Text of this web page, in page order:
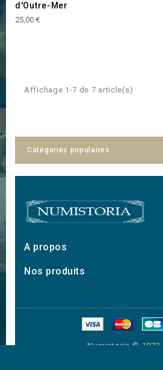
d'Outre-Mer
Prix
25,00 €
Affichage 1-7 de 7 article(s)
Catégories populaires
A propos
Nos produits
Numistoria ©